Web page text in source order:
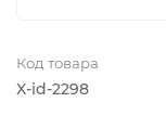
Код товара
X-id-2298